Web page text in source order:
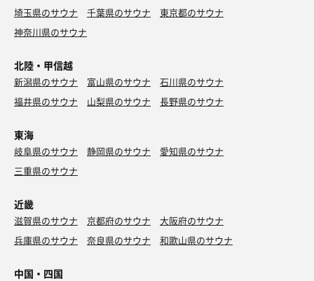
埼玉県のサウナ
千葉県のサウナ
東京都のサウナ
神奈川県のサウナ
北陸・甲信越
新潟県のサウナ 富山県のサウナ
石川県のサウナ
福井県のサウナ
山梨県のサウナ 長野県のサウナ
東海
岐阜県のサウナ 静岡県のサウナ
愛知県のサウナ
三重県のサウナ
近畿
滋賀県のサウナ 京都府のサウナ
大阪府のサウナ
兵庫県のサウナ
奈良県のサウナ 和歌山県のサウナ
中国・四国